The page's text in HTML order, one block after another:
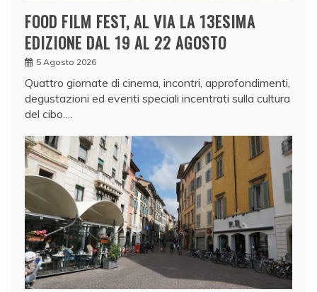
FOOD FILM FEST, AL VIA LA 13ESIMA
EDIZIONE DAL 19 AL 22 AGOSTO
5 Agosto 2026
Quattro giornate di cinema, incontri, approfondimenti,
degustazioni ed eventi speciali incentrati sulla cultura
del cibo.…